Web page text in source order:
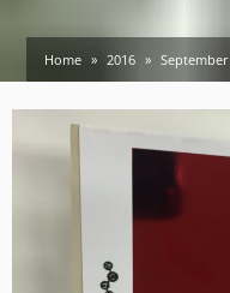
Home 2016 September